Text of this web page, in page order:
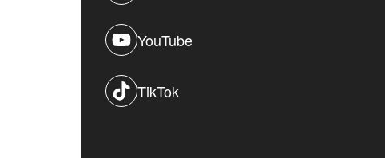
YouTube
TikTok